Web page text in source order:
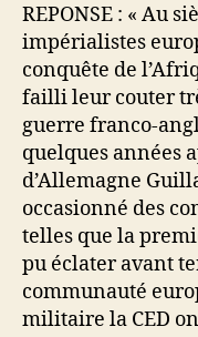
REPONSE : « Au
impérialistes
conquête de
failli leur couter
guerre franco-
quelques années
d’Allemagne
occasionné des
telles que la
pu éclater avant
communauté
militaire la CED